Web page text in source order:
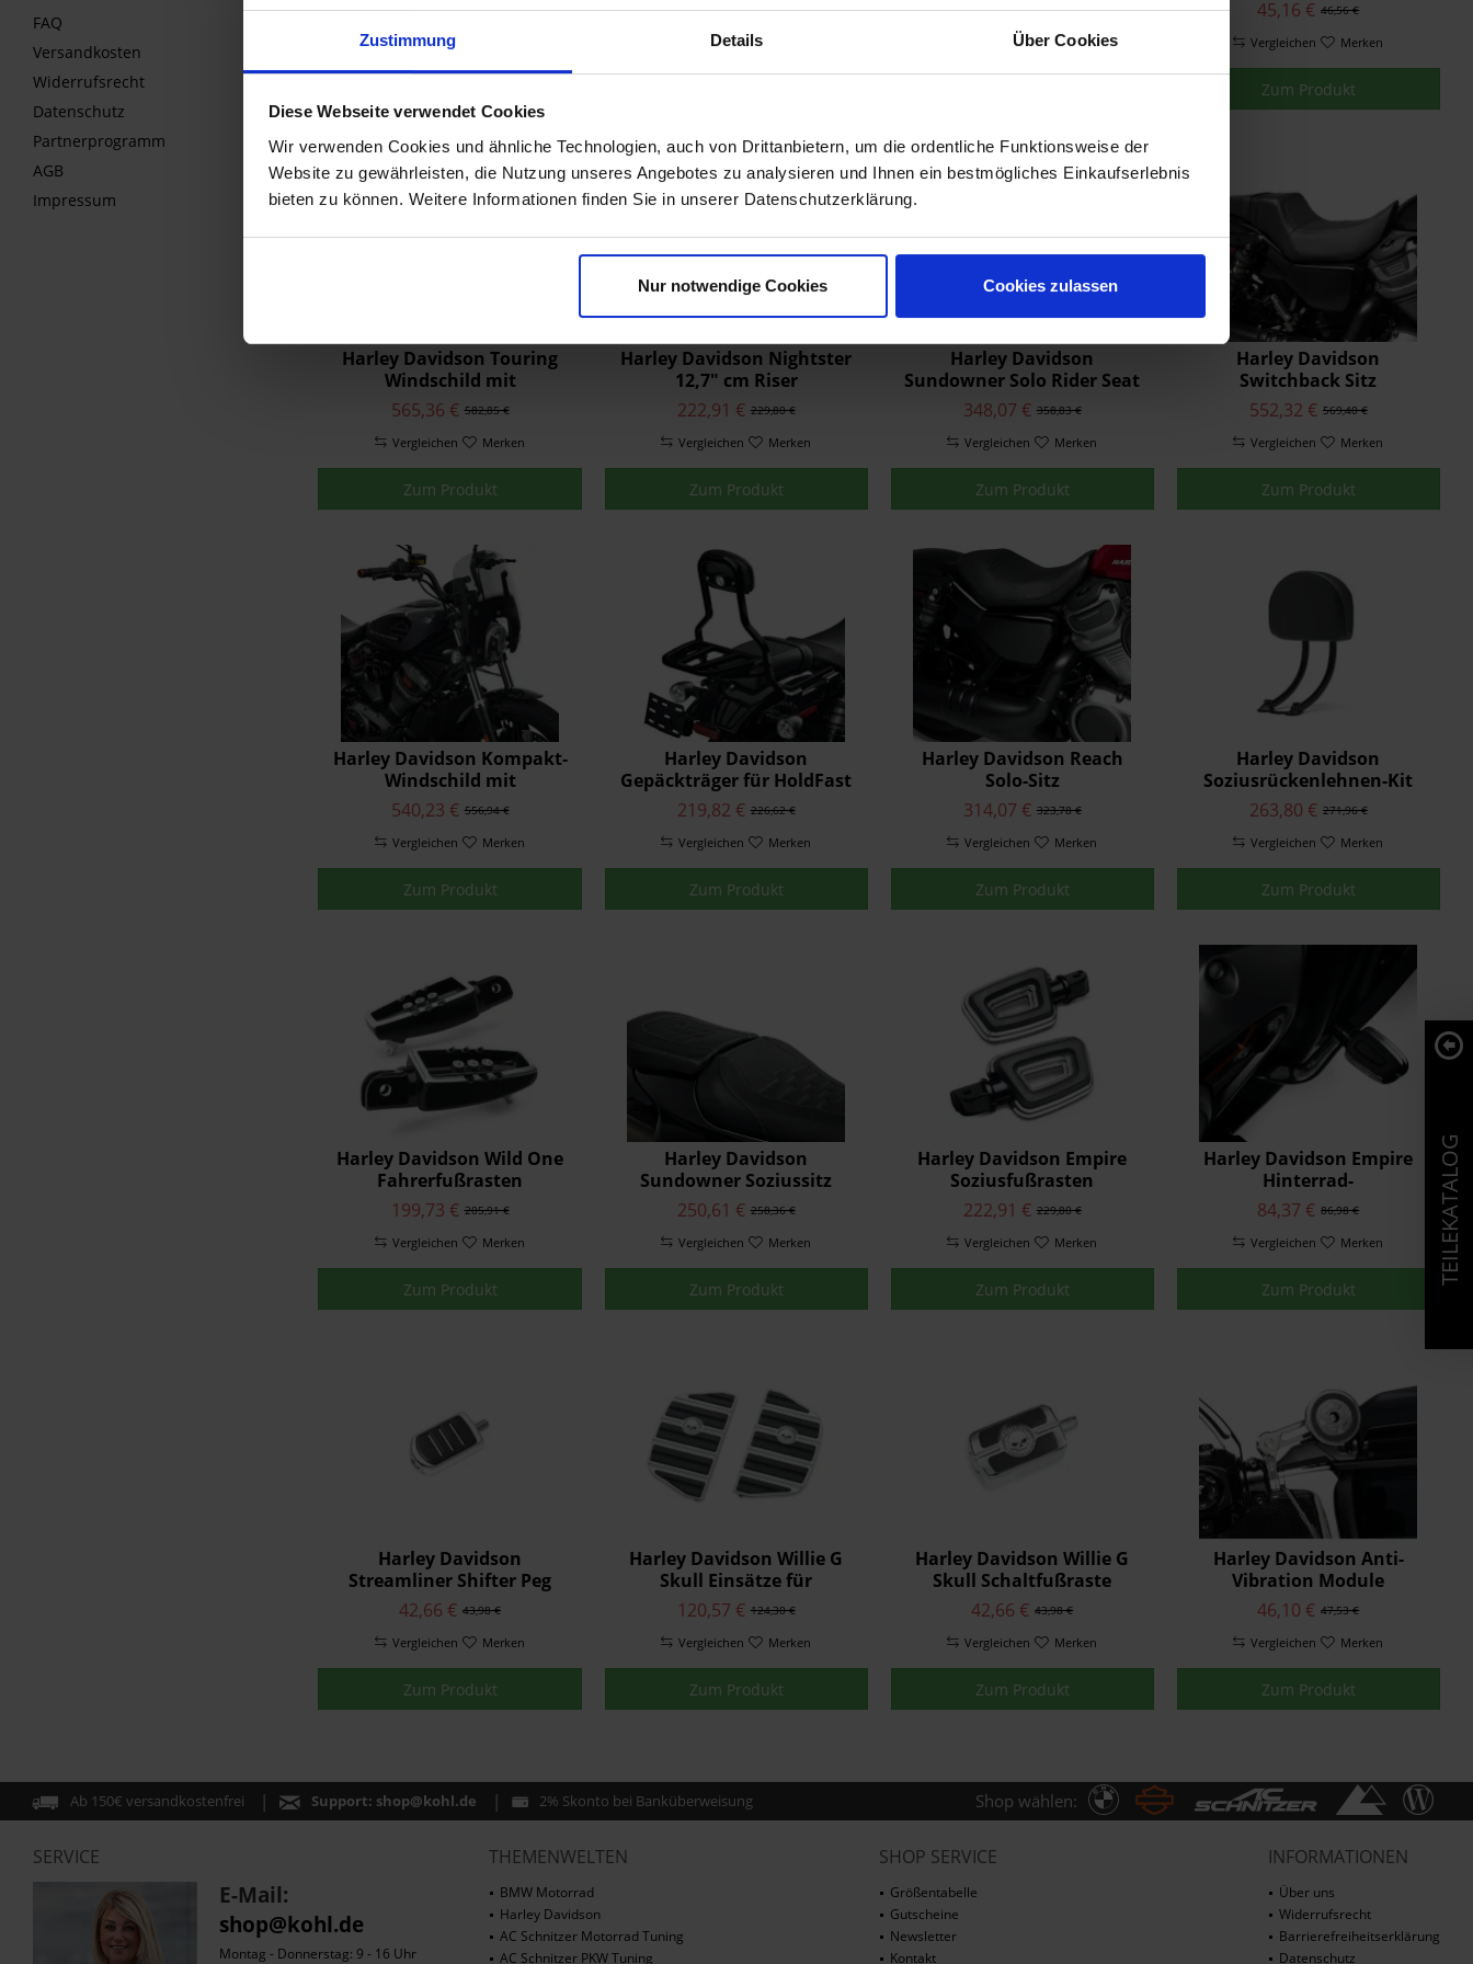
Zustimmung Details Über Cookies
Diese Webseite verwendet Cookies
Wir verwenden Cookies und ähnliche Technologien, auch von Drittanbietern, um die ordentliche Funktionsweise der
Website zu gewährleisten, die Nutzung unseres Angebotes zu analysieren und Ihnen ein bestmögliches Einkaufserlebnis
bieten zu können. Weitere Informationen finden Sie in unserer Datenschutzerklärung.
Nur notwendige Cookies Cookies zulassen
FAQ
Versandkosten
Widerrufsrecht
Datenschutz
Partnerprogramm
AGB
Impressum
490,89 €
476,16 €
Vergleichen
581,03 €
563,60 €
Vergleichen
31,02 €
29,46 €
Vergleichen Merken
46,56 €
45,16 €
Vergleichen Merken
Zum Produkt
Harley Davidson Touring
Windschild mit
Schnellentriegelung
582,85 €
565,36 €
Vergleichen Merken
Zum Produkt
Harley Davidson Nightster
12,7" cm Riser
229,80 €
222,91 €
Vergleichen Merken
Zum Produkt
Harley Davidson
Sundowner Solo Rider Seat
358,83 €
348,07 €
Vergleichen Merken
Zum Produkt
Harley Davidson
Switchback Sitz
569,40 €
552,32 €
Vergleichen Merken
Zum Produkt
Harley Davidson Kompakt-
Windschild mit
Schnellentriegelung
556,94 €
540,23 €
Vergleichen Merken
Zum Produkt
Harley Davidson
Gepäckträger für HoldFast
Sissybar-Bügel
226,62 €
219,82 €
Vergleichen Merken
Zum Produkt
Harley Davidson Reach
Solo-Sitz
323,78 €
314,07 €
Vergleichen Merken
Zum Produkt
Harley Davidson
Soziusrückenlehnen-Kit
271,96 €
263,80 €
Vergleichen Merken
Zum Produkt
Harley Davidson Wild One
Fahrerfußrasten
205,91 €
199,73 €
Vergleichen Merken
Zum Produkt
Harley Davidson
Sundowner Soziussitz
258,36 €
250,61 €
Vergleichen Merken
Zum Produkt
Harley Davidson Empire
Soziusfußrasten
229,80 €
222,91 €
Vergleichen Merken
Zum Produkt
Harley Davidson Empire
Hinterrad-
Bremspedalauflage
86,98 €
84,37 €
Vergleichen Merken
Zum Produkt
Harley Davidson
Streamliner Shifter Peg
43,98 €
42,66 €
Vergleichen Merken
Zum Produkt
Harley Davidson Willie G
Skull Einsätze für
Beifahrer-Trittbretter
124,30 €
120,57 €
Vergleichen Merken
Zum Produkt
Harley Davidson Willie G
Skull Schaltfußraste
43,98 €
42,66 €
Vergleichen Merken
Zum Produkt
Harley Davidson Anti-
Vibration Module
47,53 €
46,10 €
Vergleichen Merken
Zum Produkt
Ab 150€ versandkostenfrei Support: shop@kohl.de 2% Skonto bei Banküberweisung Shop wählen:
SERVICE
E-Mail:
shop@kohl.de
Montag - Donnerstag: 9 - 16 Uhr
THEMENWELTEN
BMW Motorrad
Harley Davidson
AC Schnitzer Motorrad Tuning
AC Schnitzer PKW Tuning
SHOP SERVICE
Größentabelle
Gutscheine
Newsletter
Kontakt
INFORMATIONEN
Über uns
Widerrufsrecht
Barrierefreiheitserklärung
Datenschutz
TEILEKATALOG